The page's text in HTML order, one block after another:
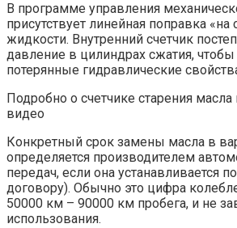
В программе управления
присутствует линейная поправка «на
жидкости. Внутренний счетчик
давление в цилиндрах сжатия,
потерянные гидравлические
Подробно о счетчике старения
видео
Конкретный срок замены масла в
определяется производителем
передач, если она устанавливается
договору). Обычно это цифра
50000 км – 90000 км пробега, и не
использования.